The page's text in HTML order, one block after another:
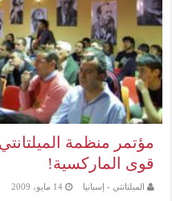
مؤتمر منظمة
قوى الماركسية!
الميلتانتي - إسبانيا 14 مايو، 2009